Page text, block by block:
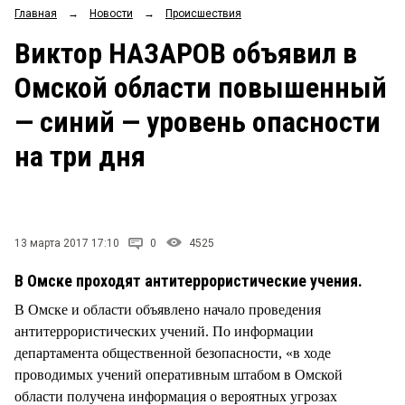
ОБЩЕСТВО
ЗАКОН
НОВОСТИ КОМПАНИЙ
Мнения
Рейтинги
Блоги
Архив
Главная → Новости → Происшествия
Виктор НАЗАРОВ объявил в
Омской области повышенный
— синий — уровень опасности
на три дня
13 марта 2017 17:10 0 4525
В Омске проходят антитеррористические учения.
В Омске и области объявлено начало проведения
антитеррористических учений. По информации
департамента общественной безопасности, «в ходе
проводимых учений оперативным штабом в Омской
области получена информация о вероятных угрозах